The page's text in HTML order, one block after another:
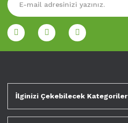
İlginizi Çekebilecek Kategoriler